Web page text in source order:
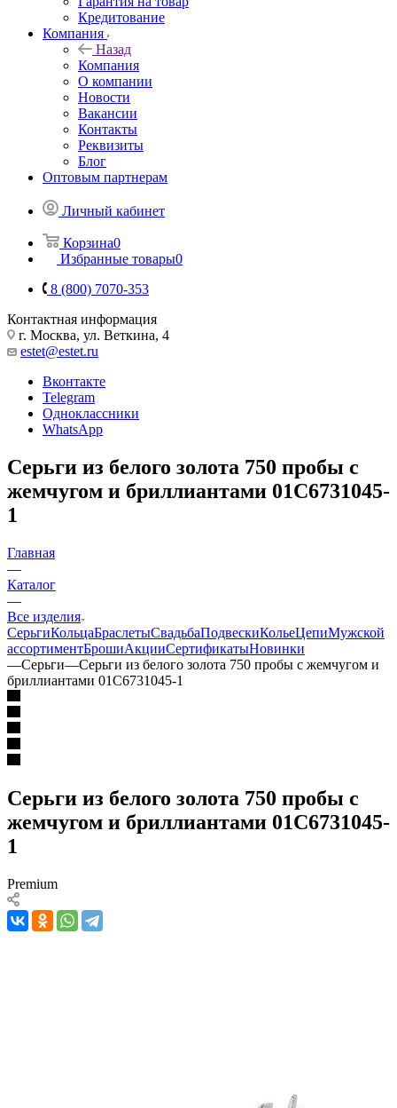
Кредитование
Компания
Назад
Компания
О компании
Новости
Вакансии
Контакты
Реквизиты
Блог
Оптовым партнерам
Личный кабинет
Корзина0
Избранные товары0
8 (800) 7070-353
Контактная информация
г. Москва, ул. Веткина, 4
estet@estet.ru
Вконтакте
Telegram
Одноклассники
WhatsApp
Серьги из белого золота 750 пробы с
жемчугом и бриллиантами 01С6731045-
1
Главная
—
Каталог
—
Все изделия
СерьгиКольцаБраслетыСвадьбаПодвескиКольеЦепиМужской
ассортиментБрошиАкцииСертификатыНовинки
—Серьги—Серьги из белого золота 750 пробы с жемчугом и
бриллиантами 01С6731045-1
Серьги из белого золота 750 пробы с
жемчугом и бриллиантами 01С6731045-
1
Premium